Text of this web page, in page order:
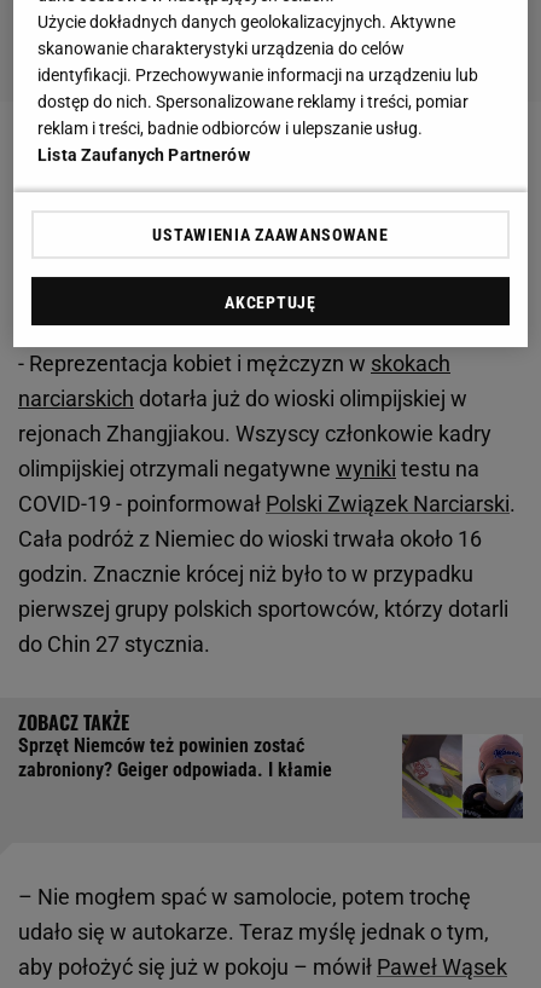
Zobacz wideoHorngacher rozpętał prawdziwą
wojnę tuż przed IO. "Perfidne zbliżenia"
Skoczkowie już w wiosce olimpijskiej. Testy
- Reprezentacja kobiet i mężczyzn w skokach
narciarskich dotarła już do wioski olimpijskiej w
rejonach Zhangjiakou. Wszyscy członkowie kadry
olimpijskiej otrzymali negatywne wyniki testu na
COVID-19 - poinformował Polski Związek Narciarski.
Cała podróż z Niemiec do wioski trwała około 16
godzin. Znacznie krócej niż było to w przypadku
pierwszej grupy polskich sportowców, którzy dotarli
do Chin 27 stycznia.
Sprzęt Niemców też powinien zostać
zabroniony? Geiger odpowiada. I kłamie
– Nie mogłem spać w samolocie, potem trochę
udało się w autokarze. Teraz myślę jednak o tym,
aby położyć się już w pokoju – mówił Paweł Wąsek
Użycie dokładnych danych geolokalizacyjnych. Aktywne
skanowanie charakterystyki urządzenia do celów
identyfikacji. Przechowywanie informacji na urządzeniu lub
dostęp do nich. Spersonalizowane reklamy i treści, pomiar
reklam i treści, badnie odbiorców i ulepszanie usług.
Lista Zaufanych Partnerów
USTAWIENIA ZAAWANSOWANE
AKCEPTUJĘ